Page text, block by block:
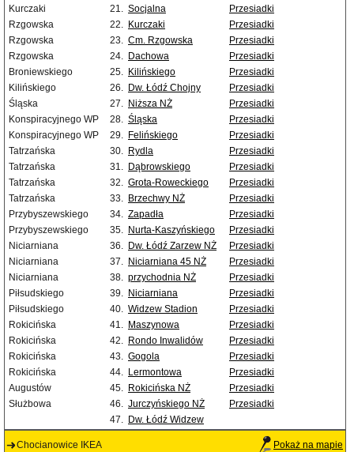
Kurczaki
21. Socjalna
Przesiadki
Rzgowska
22. Kurczaki
Przesiadki
Rzgowska
23. Cm. Rzgowska
Przesiadki
Rzgowska
24. Dachowa
Przesiadki
Broniewskiego
25. Kilińskiego
Przesiadki
Kilińskiego
26. Dw. Łódź Chojny
Przesiadki
Śląska
27. Niższa NŻ
Przesiadki
Konspiracyjnego WP
28. Śląska
Przesiadki
Konspiracyjnego WP
29. Felińskiego
Przesiadki
Tatrzańska
30. Rydla
Przesiadki
Tatrzańska
31. Dąbrowskiego
Przesiadki
Tatrzańska
32. Grota-Roweckiego
Przesiadki
Tatrzańska
33. Brzechwy NŻ
Przesiadki
Przybyszewskiego
34. Zapadła
Przesiadki
Przybyszewskiego
35. Nurta-Kaszyńskiego
Przesiadki
Niciarniana
36. Dw. Łódź Zarzew NŻ
Przesiadki
Niciarniana
37. Niciarniana 45 NŻ
Przesiadki
Niciarniana
38. przychodnia NŻ
Przesiadki
Piłsudskiego
39. Niciarniana
Przesiadki
Piłsudskiego
40. Widzew Stadion
Przesiadki
Rokicińska
41. Maszynowa
Przesiadki
Rokicińska
42. Rondo Inwalidów
Przesiadki
Rokicińska
43. Gogola
Przesiadki
Rokicińska
44. Lermontowa
Przesiadki
Augustów
45. Rokicińska NŻ
Przesiadki
Służbowa
46. Jurczyńskiego NŻ
Przesiadki
47. Dw. Łódź Widzew
Chocianowice IKEA Pokaż na mapie